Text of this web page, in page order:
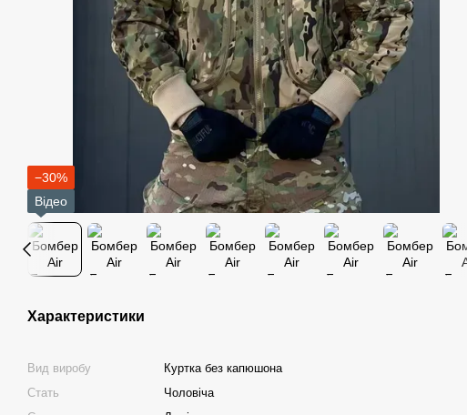
−30%
Відео
Характеристики
Вид виробу
Куртка без капюшона
Стать
Чоловіча